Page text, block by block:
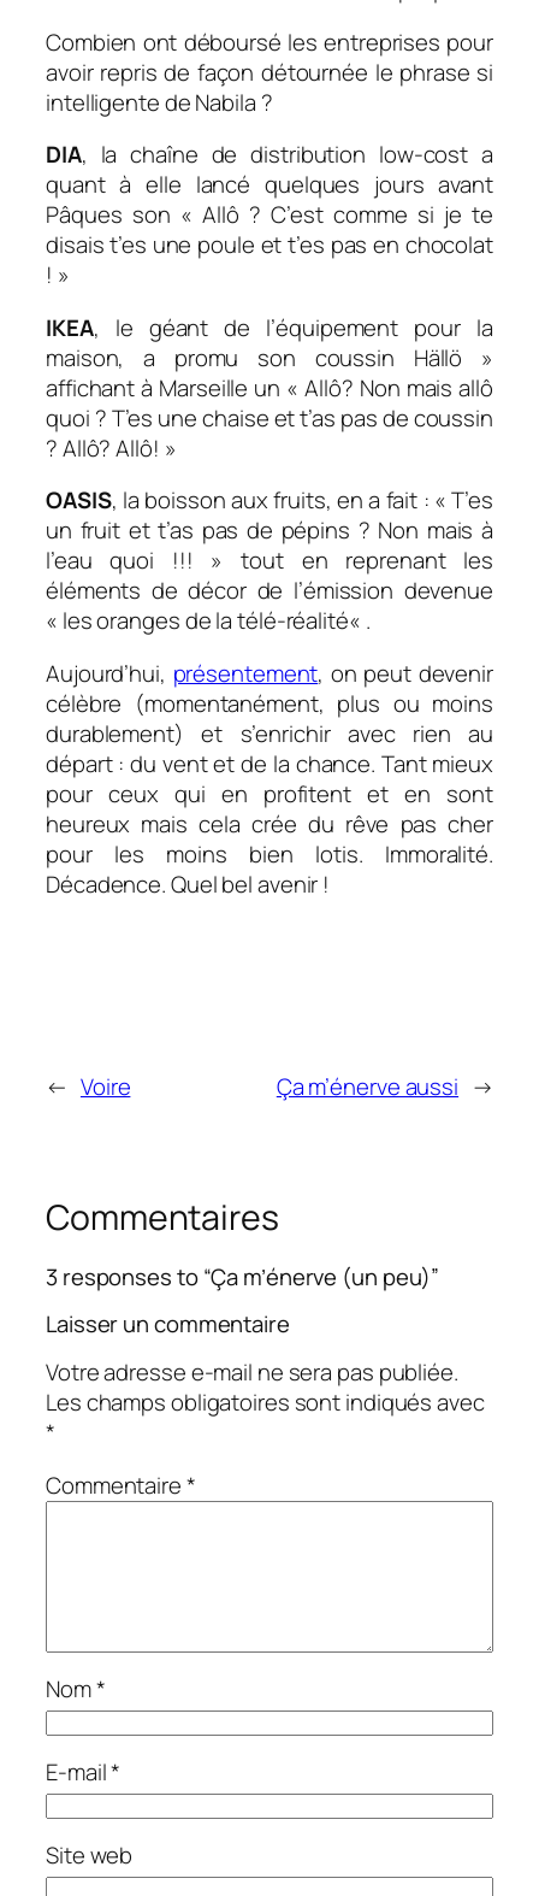
Combien ont déboursé les entreprises pour
avoir repris de façon détournée le phrase si
intelligente de Nabila ?
DIA, la chaîne de distribution low-cost a
quant à elle lancé quelques jours avant
Pâques son «Allô ? C’est comme si je te
disais t’es une poule et t’es pas en chocolat
! »
IKEA, le géant de l’équipement pour la
maison, a promu son coussin Hällö »
affichant à Marseille un « Allô? Non mais allô
quoi ? T’es une chaise et t’as pas de coussin
? Allô? Allô! »
OASIS, la boisson aux fruits, en a fait : « T’es
un fruit et t’as pas de pépins ? Non mais à
l’eau quoi !!! » tout en reprenant les
éléments de décor de l’émission devenue
« les oranges de la télé-réalité« .
Aujourd’hui, présentement, on peut devenir
célèbre (momentanément, plus ou moins
durablement) et s’enrichir avec rien au
départ : du vent et de la chance. Tant mieux
pour ceux qui en profitent et en sont
heureux mais cela crée du rêve pas cher
pour les moins bien lotis. Immoralité.
Décadence. Quel bel avenir !
← Voire Ça m’énerve aussi →
Commentaires
3 responses to “Ça m’énerve (un peu)”
Laisser un commentaire
Votre adresse e-mail ne sera pas publiée.
Les champs obligatoires sont indiqués avec
*
Commentaire*
Nom*
E-mail*
Site web